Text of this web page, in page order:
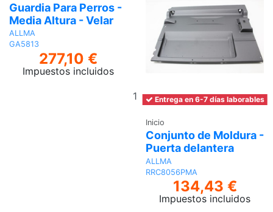
Guardia Para Perros -
Media Altura - Velar
ALLMA
GA5813
277,10 €
Impuestos incluidos
al
carrito
Entrega en 6-7 días laborables
Inicio
Conjunto de Moldura -
Puerta delantera
ALLMA
RRC8056PMA
134,43 €
Impuestos incluidos